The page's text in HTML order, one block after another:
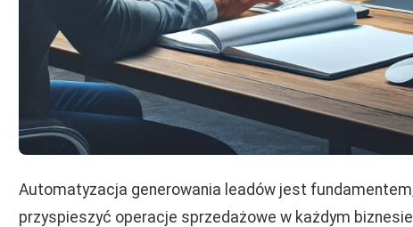
Automatyzacja generowania leadów jest
przyspieszyć operacje sprzedażowe w każdym